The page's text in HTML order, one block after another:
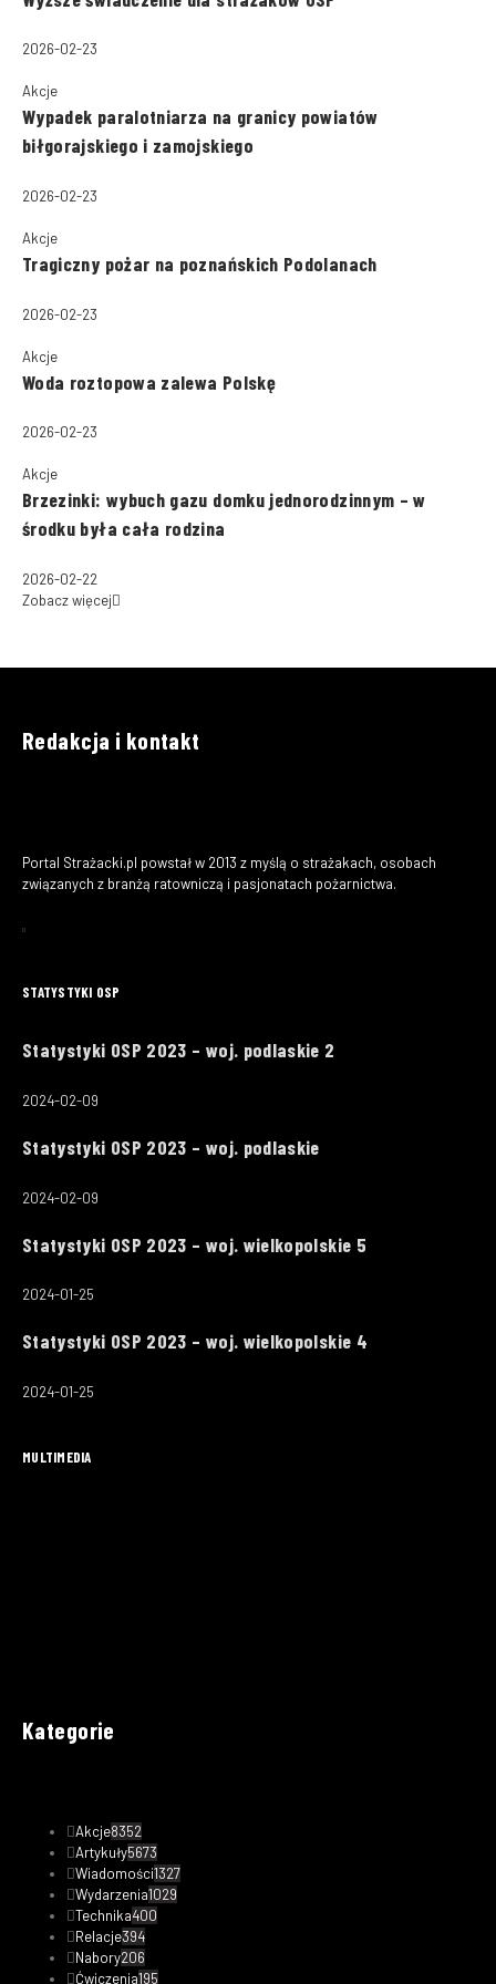
2026-02-23
Akcje
Wypadek paralotniarza na granicy powiatów
biłgorajskiego i zamojskiego
2026-02-23
Akcje
Tragiczny pożar na poznańskich Podolanach
2026-02-23
Akcje
Woda roztopowa zalewa Polskę
2026-02-23
Akcje
Brzezinki: wybuch gazu domku jednorodzinnym – w
środku była cała rodzina
2026-02-22
Zobacz więcej
Redakcja i kontakt
Portal Strażacki.pl powstał w 2013 z myślą o strażakach, osobach
związanych z branżą ratowniczą i pasjonatach pożarnictwa.
STATYSTYKI OSP
Statystyki OSP 2023 – woj. podlaskie 2
2024-02-09
Statystyki OSP 2023 – woj. podlaskie
2024-02-09
Statystyki OSP 2023 – woj. wielkopolskie 5
2024-01-25
Statystyki OSP 2023 – woj. wielkopolskie 4
2024-01-25
MULTIMEDIA
Kategorie
Akcje8352
Artykuły5673
Wiadomości1327
Wydarzenia1029
Technika400
Relacje394
Nabory206
Ćwiczenia195